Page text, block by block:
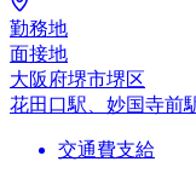
勤務地
面接地
大阪府堺市堺区
花田口駅、妙国寺前
交通費支給